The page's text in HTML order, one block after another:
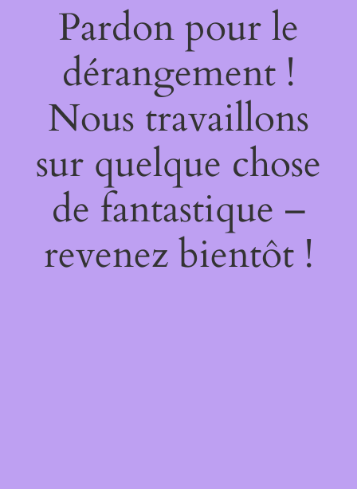
Pardon pour le
dérangement !
Nous travaillons
sur quelque chose
de fantastique –
revenez bientôt !